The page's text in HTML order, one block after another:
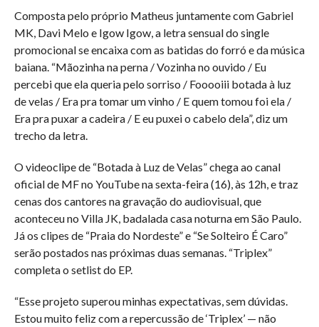
Composta pelo próprio Matheus juntamente com Gabriel
MK, Davi Melo e Igow Igow, a letra sensual do single
promocional se encaixa com as batidas do forró e da música
baiana. “Mãozinha na perna / Vozinha no ouvido / Eu
percebi que ela queria pelo sorriso / Fooooiii botada à luz
de velas / Era pra tomar um vinho / E quem tomou foi ela /
Era pra puxar a cadeira / E eu puxei o cabelo dela”, diz um
trecho da letra.
O videoclipe de “Botada à Luz de Velas” chega ao canal
oficial de MF no YouTube na sexta-feira (16), às 12h, e traz
cenas dos cantores na gravação do audiovisual, que
aconteceu no Villa JK, badalada casa noturna em São Paulo.
Já os clipes de “Praia do Nordeste” e “Se Solteiro É Caro”
serão postados nas próximas duas semanas. “Triplex”
completa o setlist do EP.
“Esse projeto superou minhas expectativas, sem dúvidas.
Estou muito feliz com a repercussão de ‘Triplex’ — não